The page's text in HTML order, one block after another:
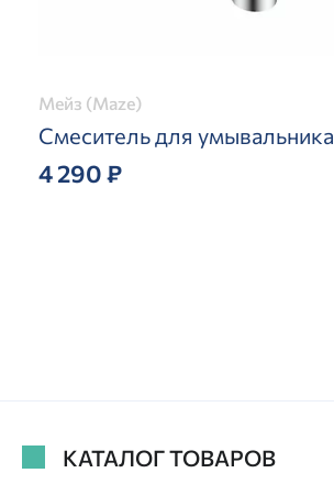
Мейз (Maze)
Смеситель для умывальника
4 290 ₽
КАТАЛОГ ТОВАРОВ